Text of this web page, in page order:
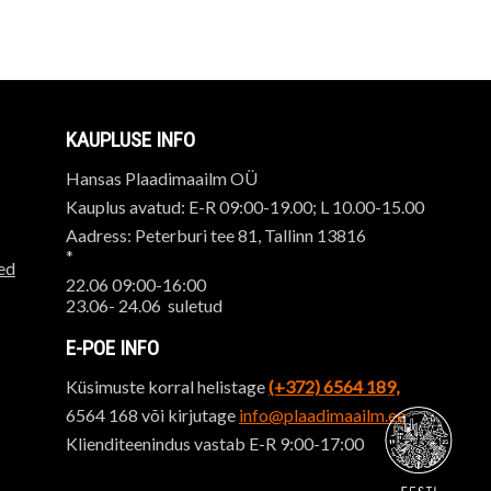
KAUPLUSE INFO
Hansas Plaadimaailm OÜ
Kauplus avatud: E-R 09:00-19.00; L 10.00-15.00
Aadress: Peterburi tee 81, Tallinn 13816
*
22.06 09:00-16:00
23.06- 24.06 suletud
E-POE INFO
Küsimuste korral helistage(+372) 6564 189,
6564 168 või kirjutage info@plaadimaailm.ee
Klienditeenindus vastab E-R 9:00-17:00